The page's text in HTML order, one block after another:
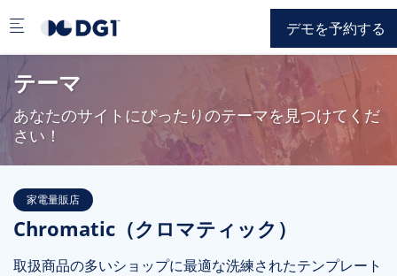
テーマ
あなたのサイトにぴったりのテーマを見つけてくだ
さい！
家電量販店
Chromatic（クロマティック）
取扱商品の多いショップに最適な洗練されたテンプレート
デモを予約する